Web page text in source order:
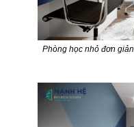
Phòng học nhỏ đơn